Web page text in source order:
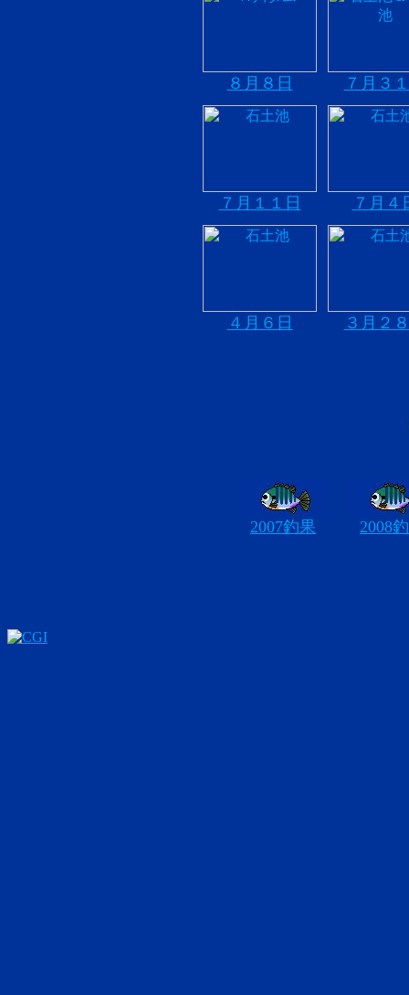
８月８日 ７月３
７月１１日 ７月４
４月６日 ３月２
2007釣果 2008